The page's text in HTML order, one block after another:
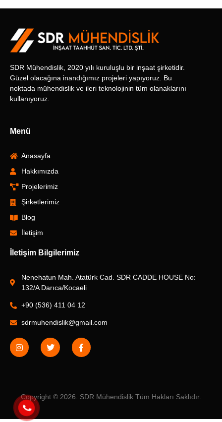
SDR Mühendislik, 2020 yılı kuruluşlu bir inşaat şirketidir.
Güzel olacağına inandığımız projeleri yapıyoruz. Bu
noktada mühendislik ve ileri teknolojinin tüm olanaklarını
kullanıyoruz.
Menü
Anasayfa
Hakkımızda
Projelerimiz
Şirketlerimiz
Blog
İletişim
İletişim Bilgilerimiz
Nenehatun Mah. Atatürk Cad. SDR CADDE HOUSE No:
132/A Darıca/Kocaeli
+90 (536) 411 04 12
sdrmuhendislik@gmail.com
Copyright © 2026. SDR Mühendislik Tüm Hakları Saklıdır.